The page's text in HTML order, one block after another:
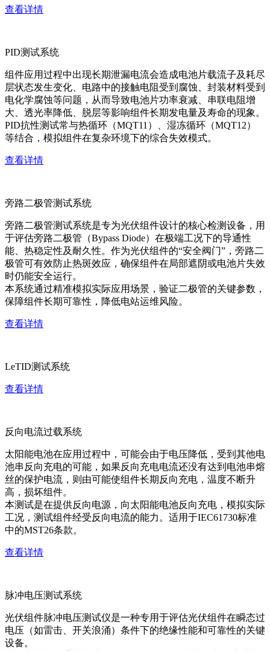
查看详情
PID测试系统
组件应用过程中出现长期泄漏电流会造成电池片载流子及耗尽
层状态发生变化、电路中的接触电阻受到腐蚀、封装材料受到
电化学腐蚀等问题，从而导致电池片功率衰减、串联电阻增
大、透光率降低、脱层等影响组件长期发电量及寿命的现象。
PID抗性测试常与热循环（MQT11）、湿冻循环（MQT12）
等结合，模拟组件在复杂环境下的综合失效模式。
查看详情
旁路二极管测试系统
旁路二极管测试系统是专为光伏组件设计的核心检测设备，用
于评估旁路二极管（Bypass Diode）在极端工况下的导通性
能、热稳定性及耐久性。作为光伏组件的“安全阀门”，旁路二
极管可有效防止热斑效应，确保组件在局部遮阴或电池片失效
时仍能安全运行。
本系统通过精准模拟实际应用场景，验证二极管的关键参数，
保障组件长期可靠性，降低电站运维风险。
查看详情
LeTID测试系统
查看详情
反向电流过载系统
太阳能电池在应用过程中，可能会由于电压降低，受到其他电
池串反向充电的可能，如果反向充电电流还没有达到电池串熔
丝的保护电流，则由可能使组件长期反向充电，温度不断升
高，损坏组件。
本测试是在提供反向电源，向太阳能电池反向充电，模拟实际
工况，测试组件经受反向电流的能力。适用于IEC61730标准
中的MST26条款。
查看详情
脉冲电压测试系统
光伏组件脉冲电压测试仪是一种专用于评估光伏组件在瞬态过
电压（如雷击、开关浪涌）条件下的绝缘性能和可靠性的关键
设备。